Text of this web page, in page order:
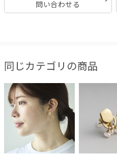
問い合わせる
同じカテゴリの商品